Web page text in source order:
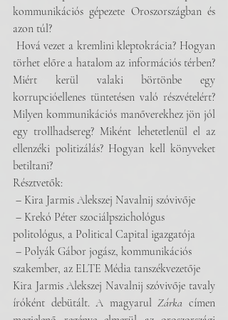
kommunikációs gépezete Oroszországban és
azon túl?
törhet előre a hatalom az információs térben?
Miért kerül valaki börtönbe egy
korrupcióellenes tüntetésen való részvételért?
Milyen kommunikációs manőverekhez jön jól
egy trollhadsereg? Miként lehetetlenül el az
ellenzéki politizálás? Hogyan kell könyveket
betiltani?
Résztvetők:
– Kira Jarmis Alekszej Navalnij szóvivője
politológus, a Political Capital igazgatója
szakember, az ELTE Média tanszékvezetője
Kira Jarmis Alekszej Navalnij szóvivője tavaly
íróként debütált. A magyarul Zárka címen